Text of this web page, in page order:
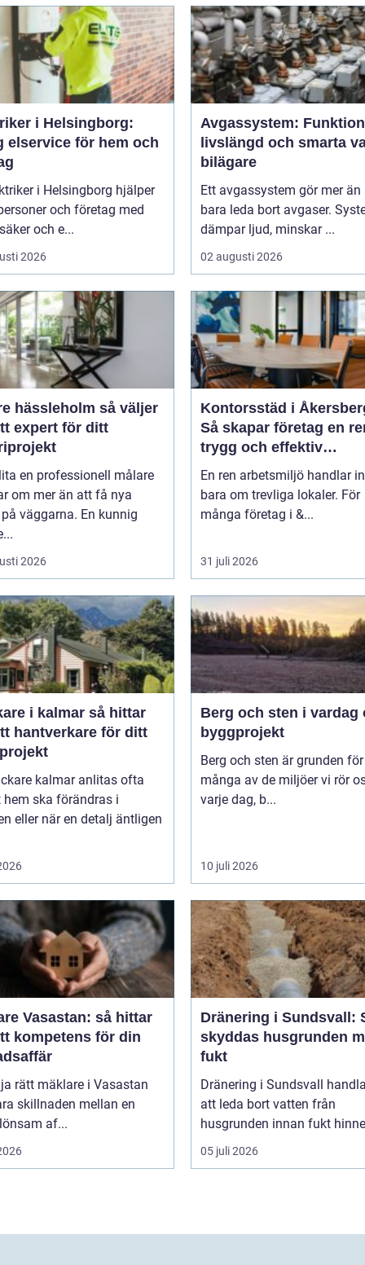
i Helsingborg:
elservice för hem och
i Helsingborg hjälper
och företag med
och e...
2026
Avgassystem:
livslängd och smarta
bilägare
Ett avgassystem gör mer än
bara leda bort avgaser.
dämpar ljud, minskar ...
02 augusti 2026
så väljer
expert för ditt
en professionell målare
om mer än att få nya
väggarna. En kunnig
2026
Kontorsstäd i
Så skapar företag en
trygg och effektiv
arbetsplats
En ren arbetsmiljö handlar
bara om trevliga lokaler. För
många företag i &...
31 juli 2026
i kalmar så hittar
hantverkare för ditt
kalmar anlitas ofta
hem ska förändras i
Berg och sten i vardag
byggprojekt
Berg och sten är grunden för
många av de miljöer vi rör
varje dag, b...
10 juli 2026
Vasastan: så hittar
kompetens för din
rätt mäklare i Vasastan
skillnaden mellan en
af...
Dränering i Sundsvall:
skyddas husgrunden
fukt
Dränering i Sundsvall
att leda bort vatten från
husgrunden innan fukt
05 juli 2026